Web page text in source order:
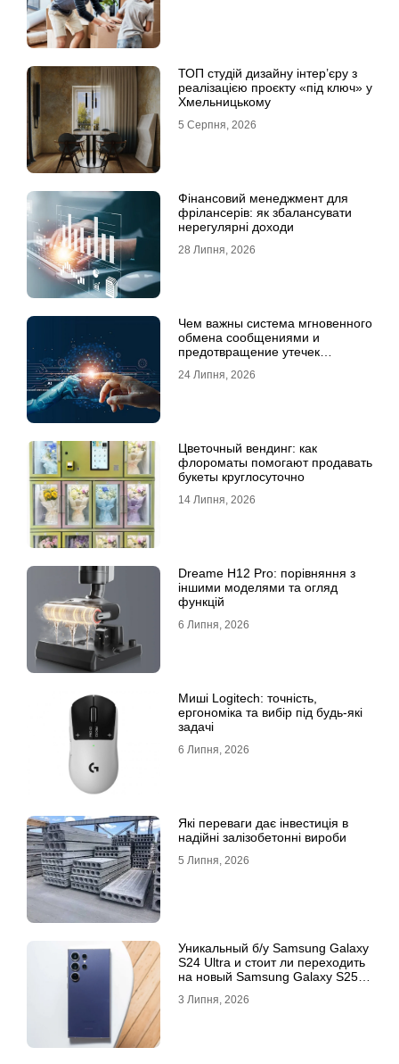
ТОП студій дизайну інтер’єру з
реалізацією проєкту «під ключ» у
Хмельницькому
5 Серпня, 2026
Фінансовий менеджмент для
фрілансерів: як збалансувати
нерегулярні доходи
28 Липня, 2026
Чем важны система мгновенного
обмена сообщениями и
предотвращение утечек
24 Липня, 2026
Цветочный вендинг: как
флороматы помогают продавать
букеты круглосуточно
14 Липня, 2026
Dreame H12 Pro: порівняння з
іншими моделями та огляд
функцій
6 Липня, 2026
Миші Logitech: точність,
ергономіка та вибір під будь-які
задачі
6 Липня, 2026
Які переваги дає інвестиція в
надійні залізобетонні вироби
5 Липня, 2026
Уникальный б/у Samsung Galaxy
S24 Ultra и стоит ли переходить
на новый Samsung Galaxy S25
3 Липня, 2026